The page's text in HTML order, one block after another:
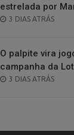
estrelada por
POSTED
3 DIAS ATRÁS
O palpite vira
campanha da
POSTED
3 DIAS ATRÁS